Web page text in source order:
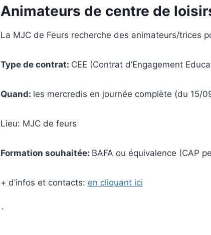
Animateurs de centre de
La MJC de Feurs recherche des animateurs/trices
Type de contrat: CEE (Contrat d’Engagement
Quand: les mercredis en journée complète (du 15/
Lieu: MJC de feurs
Formation souhaitée: BAFA ou équivalence (CAP
+ d’infos et contacts: en cliquant ici
`